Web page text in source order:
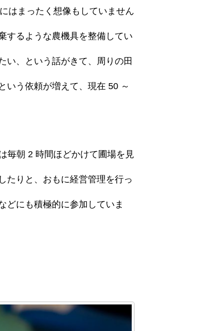
はまったく想像もしていません
するような農機具を整備してい
い、という話がきて、周りの田
いう依頼が増えて、現在 50 ～
毎朝 2 時間ほどかけて圃場を見
たりと、おもに経営管理を行っ
どにも積極的に参加していま